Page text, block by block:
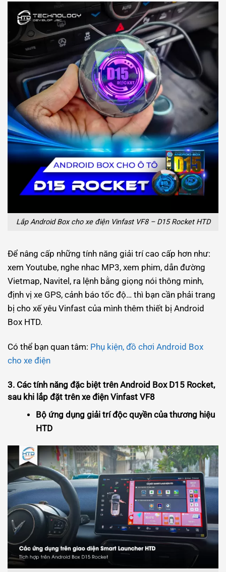
Lắp Android Box cho xe điện Vinfast VF8 – D15 Rocket HTD
Để nâng cấp những tính năng giải trí cao cấp hơn như:
xem Youtube, nghe nhac MP3, xem phim, dẫn đường
Vietmap, Navitel, ra lệnh bằng giọng nói thông minh,
định vị xe GPS, cảnh báo tốc độ… thì bạn cần phải trang
bị cho xế yêu Vinfast của mình thêm thiết bị Android
Box HTD.
Có thể bạn quan tâm: Phụ kiện, đồ chơi Android Box
cho xe điện
3. Các tính năng đặc biệt trên Android Box D15 Rocket,
sau khi lắp đặt trên xe điện Vinfast VF8
Bộ ứng dụng giải trí độc quyền của thương hiệu
HTD